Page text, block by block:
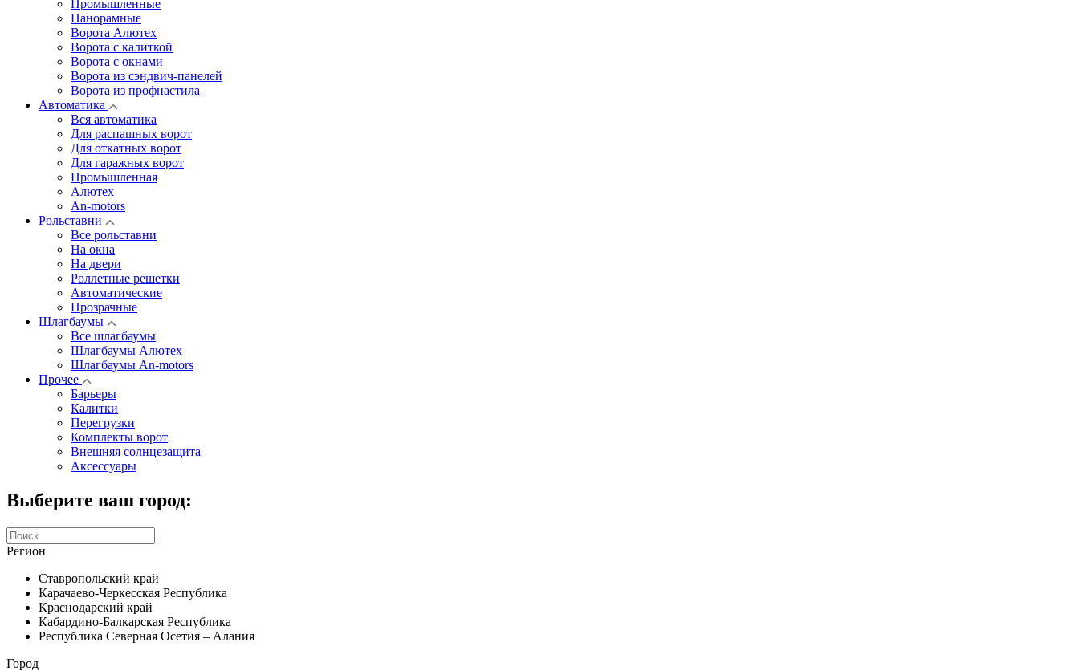
Промышленные
Панорамные
Ворота Алютех
Ворота с калиткой
Ворота c окнами
Ворота из сэндвич-панелей
Ворота из профнастила
Автоматика
Вся автоматика
Для распашных ворот
Для откатных ворот
Для гаражных ворот
Промышленная
Алютех
An-motors
Рольставни
Все рольставни
На окна
На двери
Роллетные решетки
Автоматические
Прозрачные
Шлагбаумы
Все шлагбаумы
Шлагбаумы Алютех
Шлагбаумы An-motors
Прочее
Барьеры
Калитки
Перегрузки
Комплекты ворот
Внешняя солнцезащита
Аксессуары
Выберите ваш город:
Регион
Ставропольский край
Карачаево-Черкесская Республика
Краснодарский край
Кабардино-Балкарская Республика
Республика Северная Осетия – Алания
Город